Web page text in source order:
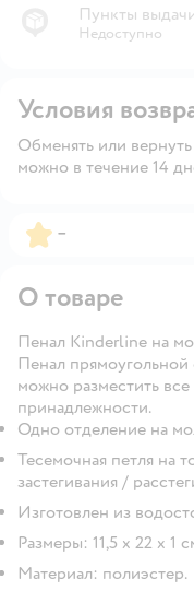
Пункты
Недоступно
Условия
Обменять или
можно в течение 14
Рейтинг:
–
О товаре
Пенал Kinderline на
Пенал
можно разместить
принадлежности.
Одно отделение на
Тесемочная петля на
застегивания /
Изготовлен из
Размеры: 11,5 х 22 х 1
Материал: полиэстер.